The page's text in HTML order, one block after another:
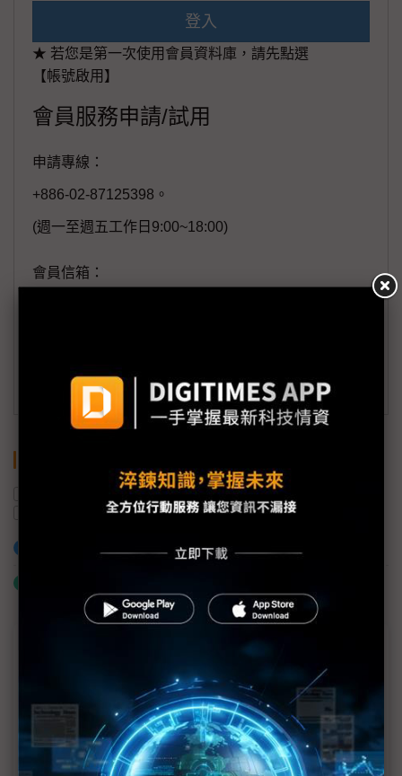
登入
★ 若您是第一次使用會員資料庫，請先點選
【帳號啟用】
會員服務申請/試用
申請專線：
+886-02-87125398。
(週一至週五工作日9:00~18:00)
會員信箱：
訂閱DIGITIMES 行動版
機器人 中國
人形機器人
加入已選取到「關鍵字追蹤」
MLCC訂單過熱、出貨比創高 村田示警全球AI基
建熱潮將趨緩
2027全年記憶體產能提前售罄 買家「祕而不